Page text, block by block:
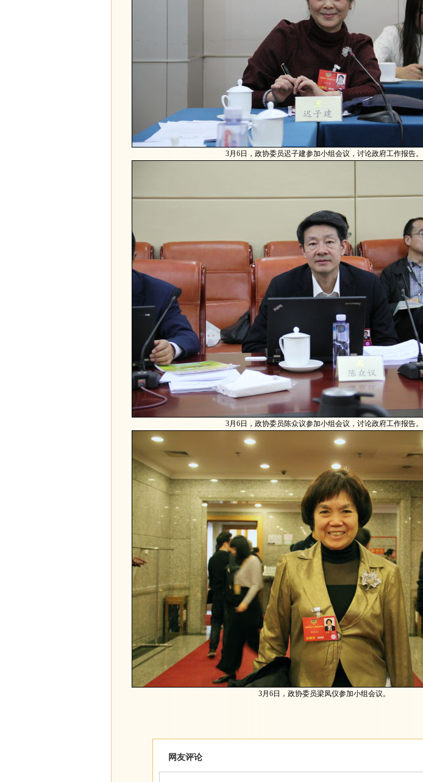
3月6日，政协委员迟子建参加小组会议，讨论政府工作报告。
3月6日，政协委员陈众议参加小组会议，讨论政府工作报告。
3月6日，政协委员梁凤仪参加小组会议。
网友评论